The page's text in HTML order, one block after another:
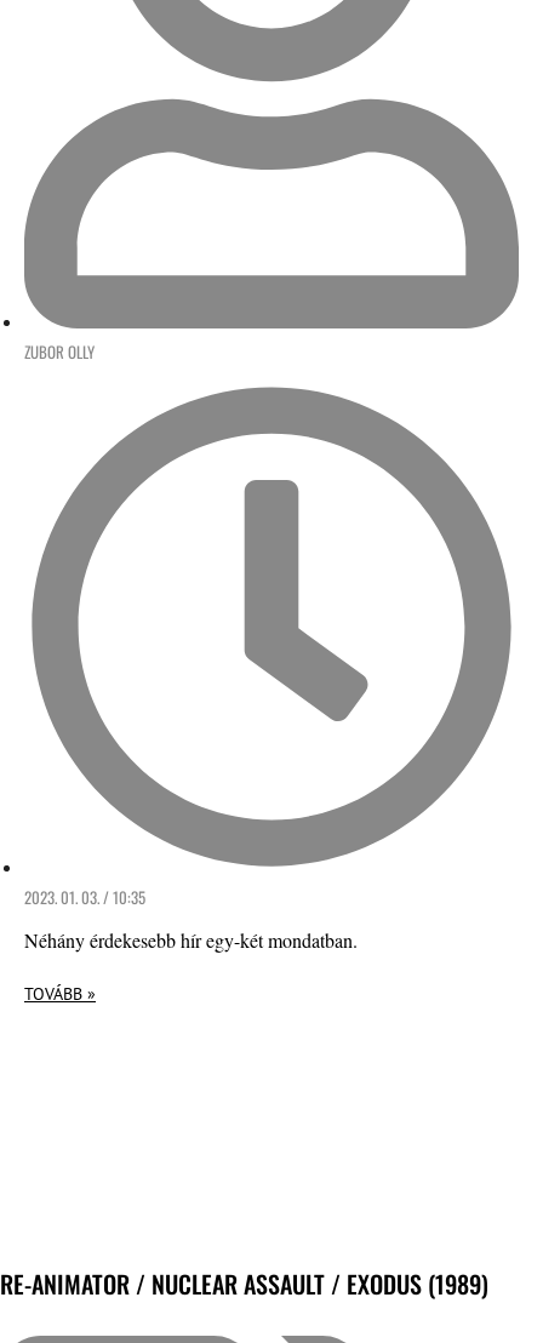
ZUBOR OLLY
2023. 01. 03. / 10:35
Néhány érdekesebb hír egy-két mondatban.
TOVÁBB »
RE-ANIMATOR / NUCLEAR ASSAULT / EXODUS (1989)